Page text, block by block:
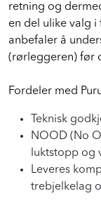
retning og
en del ulike valg
anbefaler å
(rørleggeren) før
Fordeler med
Teknisk
NOOD (No
luktstopp og
Leveres
trebjelkelag